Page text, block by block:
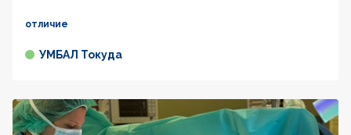
отличие
УМБАЛ Токуда